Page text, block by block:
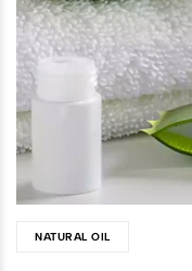
NATURAL OIL